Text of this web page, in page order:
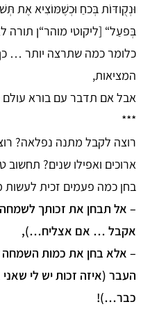
וּנְקֻודּוֹת בְּכחַ וּכְשֶׁמּוֹצִיא אֶת
בְּפעַל“ [ליקוטי מוהר“ן תורה
כלומר כמה שתרצה יותר …
המציאות,
אבל אם תדבר עם בורא
***
רוצה לקבל מתנה נפלאה?
ארוכים ואפילו שנים? תחשוב
בחן כמה פעמים זכית לעשות
– אל תבחן את זכותך
אקבל … אם אצליח…),
– אלא בחן את כמות השמחה
העבר (איזה זכות יש לי
כבר…)!